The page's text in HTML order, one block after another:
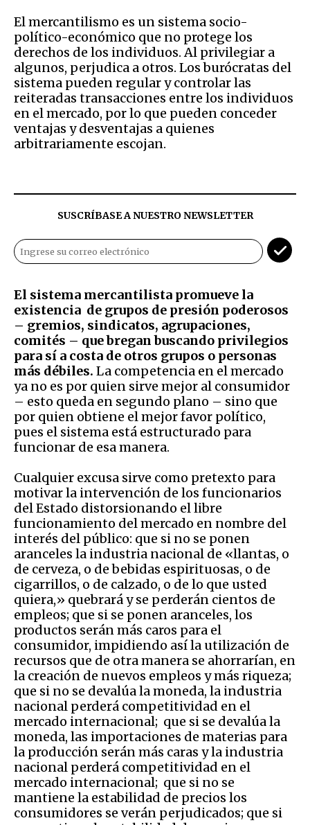
El mercantilismo es un sistema socio-
político-económico que no protege los
derechos de los individuos. Al privilegiar a
algunos, perjudica a otros. Los burócratas del
sistema pueden regular y controlar las
reiteradas transacciones entre los individuos
en el mercado, por lo que pueden conceder
ventajas y desventajas a quienes
arbitrariamente escojan.
SUSCRÍBASE A NUESTRO NEWSLETTER
El sistema mercantilista promueve la
existencia de grupos de presión poderosos
– gremios, sindicatos, agrupaciones,
comités – que bregan buscando privilegios
para sí a costa de otros grupos o personas
más débiles. La competencia en el mercado
ya no es por quien sirve mejor al consumidor
– esto queda en segundo plano – sino que
por quien obtiene el mejor favor político,
pues el sistema está estructurado para
funcionar de esa manera.
Cualquier excusa sirve como pretexto para
motivar la intervención de los funcionarios
del Estado distorsionando el libre
funcionamiento del mercado en nombre del
interés del público: que si no se ponen
aranceles la industria nacional de «llantas, o
de cerveza, o de bebidas espirituosas, o de
cigarrillos, o de calzado, o de lo que usted
quiera,» quebrará y se perderán cientos de
empleos; que si se ponen aranceles, los
productos serán más caros para el
consumidor, impidiendo así la utilización de
recursos que de otra manera se ahorrarían, en
la creación de nuevos empleos y más riqueza;
que si no se devalúa la moneda, la industria
nacional perderá competitividad en el
mercado internacional; que si se devalúa la
moneda, las importaciones de materias para
la producción serán más caras y la industria
nacional perderá competitividad en el
mercado internacional; que si no se
mantiene la estabilidad de precios los
consumidores se verán perjudicados; que si